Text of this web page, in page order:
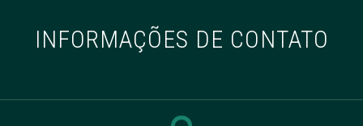
INFORMAÇÕES DE CONTATO